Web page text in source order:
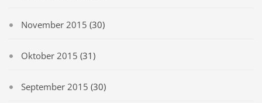
November 2015 (30)
Oktober 2015 (31)
September 2015 (30)